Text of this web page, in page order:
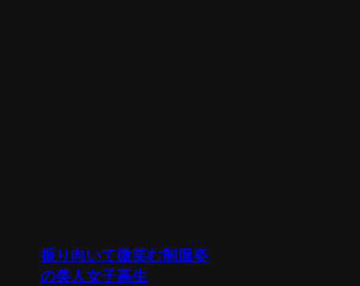
振り向いて微笑む制服姿
の美人女子高生